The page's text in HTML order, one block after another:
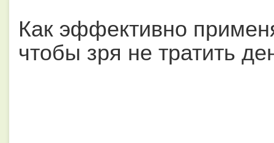
Как эффективно
чтобы зря не тратить